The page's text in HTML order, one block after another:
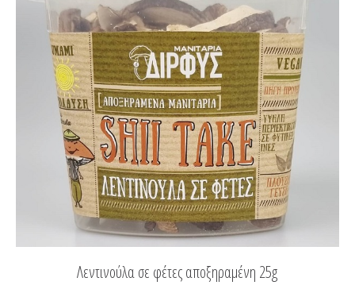
Λεντινούλα σε φέτες αποξηραμένη 25g